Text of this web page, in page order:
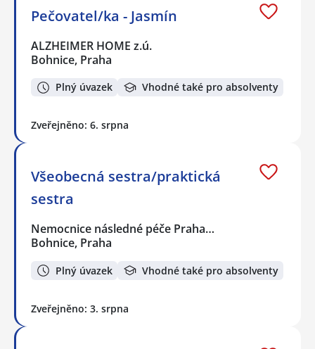
Pečovatel/ka - Jasmín
ALZHEIMER HOME z.ú.
Bohnice, Praha
Plný úvazek Vhodné také pro absolventy
Zveřejněno: 6. srpna
Všeobecná sestra/praktická
sestra
Nemocnice následné péče Praha…
Bohnice, Praha
Plný úvazek Vhodné také pro absolventy
Zveřejněno: 3. srpna